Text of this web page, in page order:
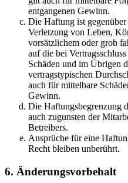
entgangenen Gewinn.
Die Haftung ist
Verletzung von Leben,
vorsätzlichem oder grob
auf die bei
Schäden und im Übrigen
vertragstypischen
auch für mittelbare
Gewinn.
Die Haftungsbegrenzung
auch zugunsten der
Betreibers.
Ansprüche für eine
Recht bleiben unberührt.
6. Änderungsvorbehalt